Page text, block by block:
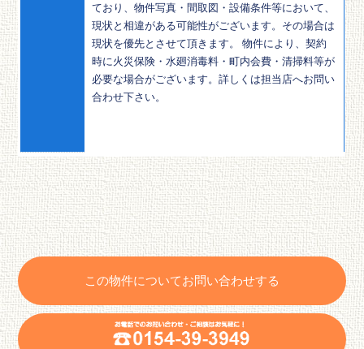
ており、物件写真・間取図・設備条件等において、
現状と相違がある可能性がございます。その場合は
現状を優先とさせて頂きます。 物件により、契約
時に火災保険・水廻消毒料・町内会費・清掃料等が
必要な場合がございます。詳しくは担当店へお問い
合わせ下さい。
この物件についてお問い合わせする